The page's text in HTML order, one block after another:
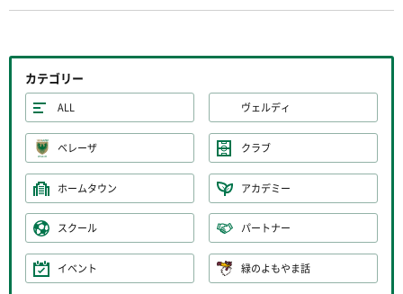
カテゴリー
ALL ヴェルディ
ベレーザ クラブ
ホームタウン アカデミー
スクール パートナー
イベント 緑のよもやま話